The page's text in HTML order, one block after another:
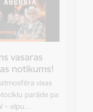
vasaras
notikums!
visas
parāde pa
– elpu…